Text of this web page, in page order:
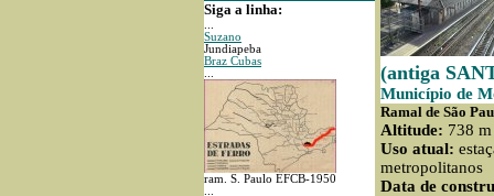
Siga a linha:
Suzano
Jundiapeba
Braz Cubas
ram. S. Paulo EFCB-1950
(antiga
Município de
Ramal de São
Altitude: 738 m
Uso atual:
metropolitanos
Data de